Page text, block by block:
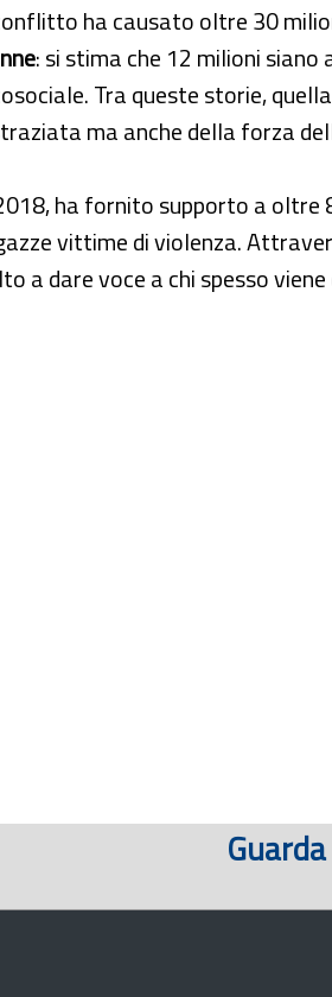
ha causato oltre 30
: si stima che 12 milioni siano
Tra queste storie,
ma anche della forza
ha fornito supporto a
vittime di violenza.
a dare voce a chi spesso